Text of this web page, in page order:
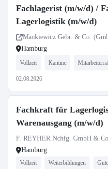
Fachlagerist (m/w/d) /
Lagerlogistik (m/w/d)
Mankiewicz Gebr. & Co.
Hamburg
Vollzeit Kantine
02.08.2026
Fachkraft für
Warenausgang (m/w/d)
F. REYHER Nchfg. GmbH &
Hamburg
Vollzeit Weiterbildungen